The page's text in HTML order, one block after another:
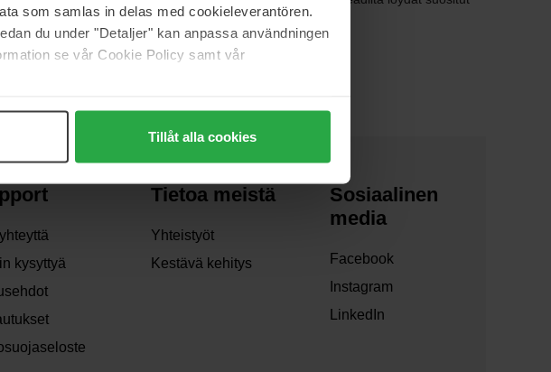
som samlas in delas med cookieleverantören.
du under "Detaljer" kan anpassa användningen
se vår Cookie Policy samt vår
Tillåt alla cookies
kysyttyä
Tietoa meistä
Yhteistyöt
Kestävä kehitys
Sosiaalinen
media
Facebook
Instagram
LinkedIn